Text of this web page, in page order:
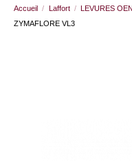
Accueil Laffort
LEVURES
ZYMAFLORE VL3